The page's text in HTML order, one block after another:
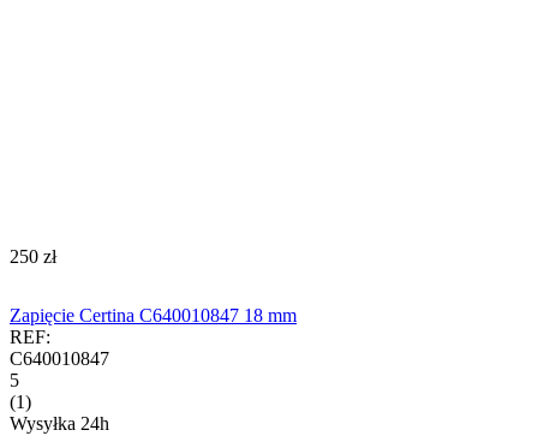
‍250‍ zł
Zapięcie Certina C640010847 18 mm
REF:
C640010847
5
(1)
Wysyłka 24h